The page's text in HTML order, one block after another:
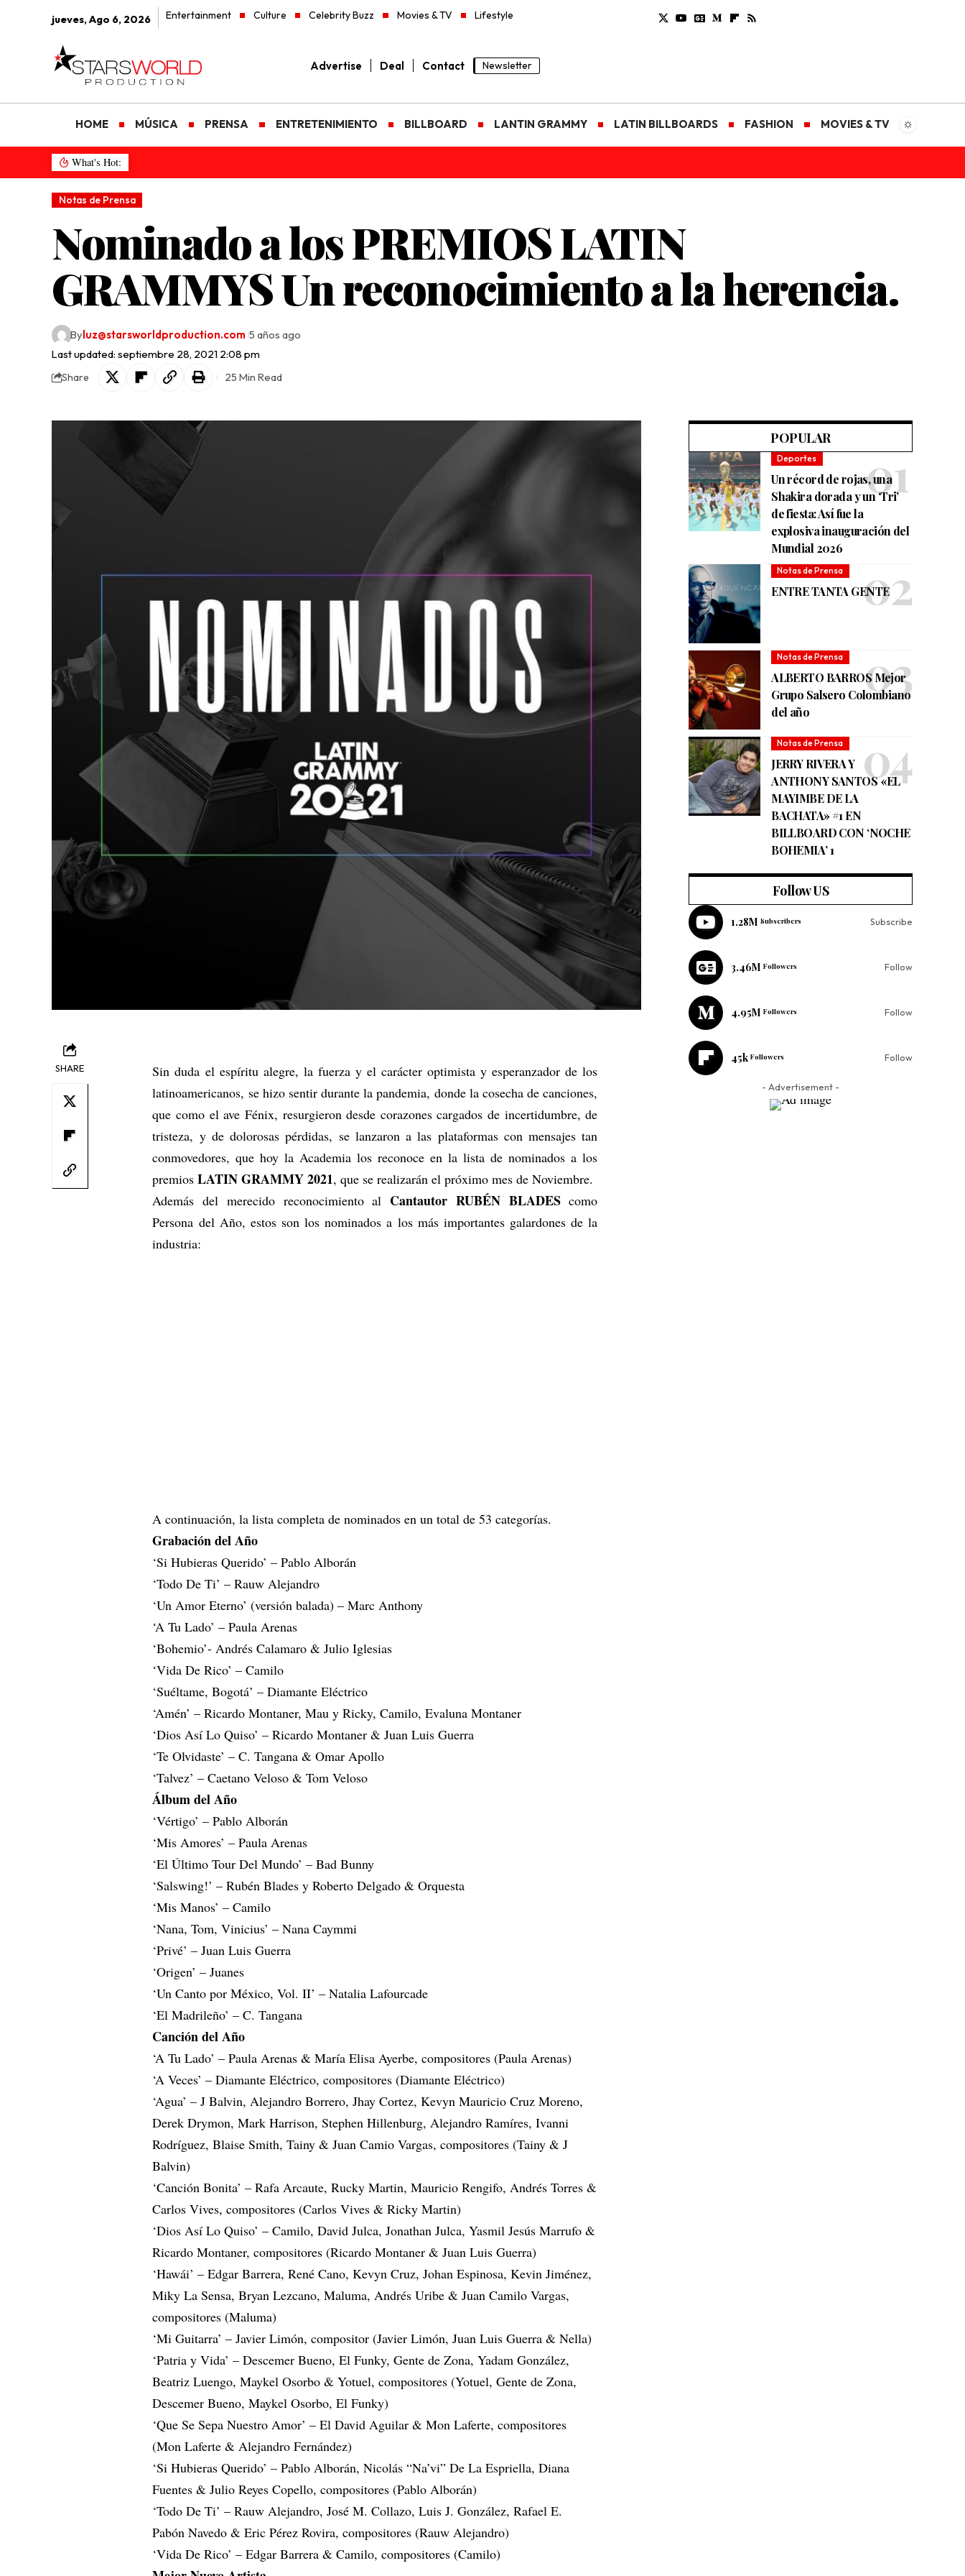
jueves, Ago 6, 2026 Entertainment Culture Celebrity Buzz Movies & TV Lifestyle
Advertise Deal Contact Newsletter
HOME MÚSICA PRENSA ENTRETENIMIENTO BILLBOARD LANTIN GRAMMY LATIN BILLBOARDS FASHION MOVIES & TV
What's Hot:
Notas de Prensa
Nominado a los PREMIOS LATIN
GRAMMYS Un reconocimiento a la herencia.
Last updated: septiembre 28, 2021 2:08 pm
By luz@starsworldproduction.com 5 años ago
Share 25 Min Read
SHARE
Sin duda el espíritu alegre, la fuerza y el carácter optimista y esperanzador de los
latinoamericanos, se hizo sentir durante la pandemia, donde la cosecha de canciones,
que como el ave Fénix, resurgieron desde corazones cargados de incertidumbre, de
tristeza, y de dolorosas pérdidas, se lanzaron a las plataformas con mensajes tan
conmovedores, que hoy la Academia los reconoce en la lista de nominados a los
premiosLATIN GRAMMY 2021, que se realizarán el próximo mes de Noviembre.
Además del merecido reconocimiento al Cantautor RUBÉN BLADEScomo
Persona del Año, estos son los nominados a los más importantes galardones de la
industria:
A continuación, la lista completa de nominados en un total de 53 categorías.
Grabación del Año
‘Si Hubieras Querido’ – Pablo Alborán
‘Todo De Ti’ – Rauw Alejandro
‘Un Amor Eterno’ (versión balada) – Marc Anthony
‘A Tu Lado’ – Paula Arenas
‘Bohemio’- Andrés Calamaro & Julio Iglesias
‘Vida De Rico’ – Camilo
‘Suéltame, Bogotá’ – Diamante Eléctrico
‘Amén’ – Ricardo Montaner, Mau y Ricky, Camilo, Evaluna Montaner
‘Dios Así Lo Quiso’ – Ricardo Montaner & Juan Luis Guerra
‘Te Olvidaste’ – C. Tangana & Omar Apollo
‘Talvez’ – Caetano Veloso & Tom Veloso
Álbum del Año
‘Vértigo’ – Pablo Alborán
‘Mis Amores’ – Paula Arenas
‘El Último Tour Del Mundo’ – Bad Bunny
‘Salswing!’ – Rubén Blades y Roberto Delgado & Orquesta
‘Mis Manos’ – Camilo
‘Nana, Tom, Vinicius’ – Nana Caymmi
‘Privé’ – Juan Luis Guerra
‘Origen’ – Juanes
‘Un Canto por México, Vol. II’ – Natalia Lafourcade
‘El Madrileño’ – C. Tangana
Canción del Año
‘A Tu Lado’ – Paula Arenas & María Elisa Ayerbe, compositores (Paula Arenas)
‘A Veces’ – Diamante Eléctrico, compositores (Diamante Eléctrico)
‘Agua’ – J Balvin, Alejandro Borrero, Jhay Cortez, Kevyn Mauricio Cruz Moreno,
Derek Drymon, Mark Harrison, Stephen Hillenburg, Alejandro Ramíres, Ivanni
Rodríguez, Blaise Smith, Tainy & Juan Camio Vargas, compositores (Tainy & J
Balvin)
‘Canción Bonita’ – Rafa Arcaute, Rucky Martin, Mauricio Rengifo, Andrés Torres &
Carlos Vives, compositores (Carlos Vives & Ricky Martin)
‘Dios Así Lo Quiso’ – Camilo, David Julca, Jonathan Julca, Yasmil Jesús Marrufo &
Ricardo Montaner, compositores (Ricardo Montaner & Juan Luis Guerra)
‘Hawái’ – Edgar Barrera, René Cano, Kevyn Cruz, Johan Espinosa, Kevin Jiménez,
Miky La Sensa, Bryan Lezcano, Maluma, Andrés Uribe & Juan Camilo Vargas,
compositores (Maluma)
‘Mi Guitarra’ – Javier Limón, compositor (Javier Limón, Juan Luis Guerra & Nella)
‘Patria y Vida’ – Descemer Bueno, El Funky, Gente de Zona, Yadam González,
Beatriz Luengo, Maykel Osorbo & Yotuel, compositores (Yotuel, Gente de Zona,
Descemer Bueno, Maykel Osorbo, El Funky)
‘Que Se Sepa Nuestro Amor’ – El David Aguilar & Mon Laferte, compositores
(Mon Laferte & Alejandro Fernández)
‘Si Hubieras Querido’ – Pablo Alborán, Nicolás “Na’vi” De La Espriella, Diana
Fuentes & Julio Reyes Copello, compositores (Pablo Alborán)
‘Todo De Ti’ – Rauw Alejandro, José M. Collazo, Luis J. González, Rafael E.
Pabón Navedo & Eric Pérez Rovira, compositores (Rauw Alejandro)
‘Vida De Rico’ – Edgar Barrera & Camilo, compositores (Camilo)
POPULAR
Deportes
Un récord de rojas, una
Shakira dorada y un ‘Tri’
de fiesta: Así fue la
explosiva inauguración del
Mundial 2026
Notas de Prensa
ENTRE TANTA GENTE
Notas de Prensa
ALBERTO BARROS Mejor
Grupo Salsero Colombiano
del año
Notas de Prensa
JERRY RIVERA Y
ANTHONY SANTOS «EL
MAYIMBE DE LA
BACHATA» #1 EN
BILLBOARD CON ‘NOCHE
BOHEMIA’ 1
Follow US
1.28M Subscribers Subscribe
3.46M Followers Follow
4.95M Followers Follow
45k Followers Follow
- Advertisement -